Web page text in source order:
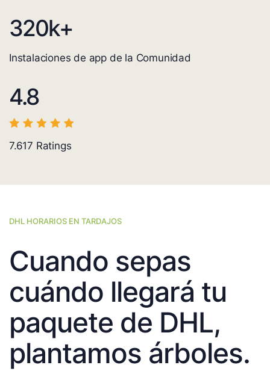
320k+
Instalaciones de app de la Comunidad
4.8
7.617 Ratings
DHL HORARIOS EN TARDAJOS
Cuando sepas
cuándo llegará tu
paquete de DHL,
plantamos árboles.